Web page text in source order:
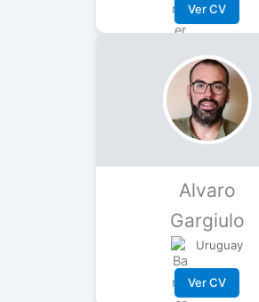
Ver CV
Alvaro
Gargiulo
Uruguay
Ver CV